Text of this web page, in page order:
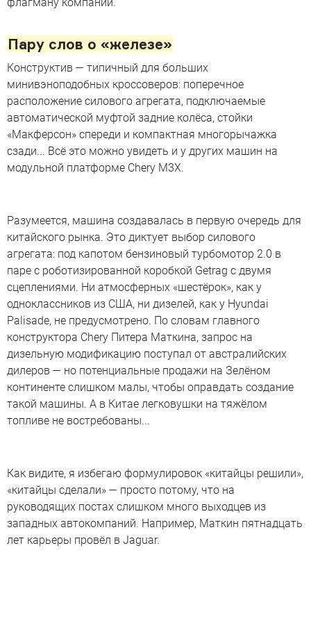
Пару слов о «железе»
Конструктив — типичный для больших
минивэноподобных кроссоверов: поперечное
расположение силового агрегата, подключаемые
автоматической муфтой задние колёса, стойки
«Макферсон» спереди и компактная многорычажка
сзади... Всё это можно увидеть и у других машин на
модульной платформе Chery M3X.
Разумеется, машина создавалась в первую очередь для
китайского рынка. Это диктует выбор силового
агрегата: под капотом бензиновый турбомотор 2.0 в
паре с роботизированной коробкой Getrag с двумя
сцеплениями. Ни атмосферных «шестёрок», как у
одноклассников из США, ни дизелей, как у Hyundai
Palisade, не предусмотрено. По словам главного
конструктора Chery Питера Маткина, запрос на
дизельную модификацию поступал от австралийских
дилеров — но потенциальные продажи на Зелёном
континенте слишком малы, чтобы оправдать создание
такой машины. А в Китае легковушки на тяжёлом
топливе не востребованы...
Как видите, я избегаю формулировок «китайцы решили»,
«китайцы сделали» — просто потому, что на
руководящих постах слишком много выходцев из
западных автокомпаний. Например, Маткин пятнадцать
лет карьеры провёл в Jaguar.